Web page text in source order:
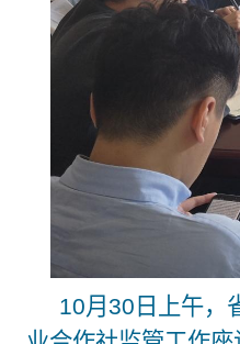
10月30日上午，